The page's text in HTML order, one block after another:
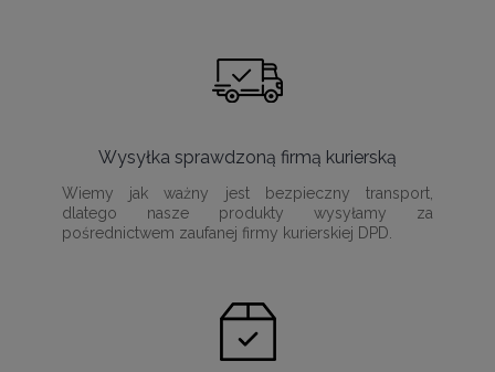
Wysyłka sprawdzoną firmą kurierską
Wiemy jak ważny jest bezpieczny transport,
dlatego nasze produkty wysyłamy za
pośrednictwem zaufanej firmy kurierskiej DPD.